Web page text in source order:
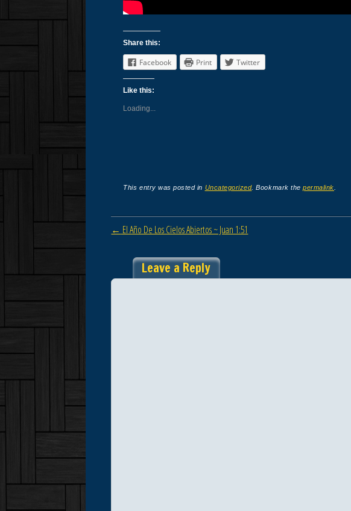
Share this:
Facebook Print Twitter
Like this:
Loading...
This entry was posted in Uncategorized. Bookmark thepermalink
Post navigation
← El Año De Los Cielos Abiertos ~ Juan 1:51
Leave a Reply